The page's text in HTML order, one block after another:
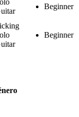
Beginner
Beginner